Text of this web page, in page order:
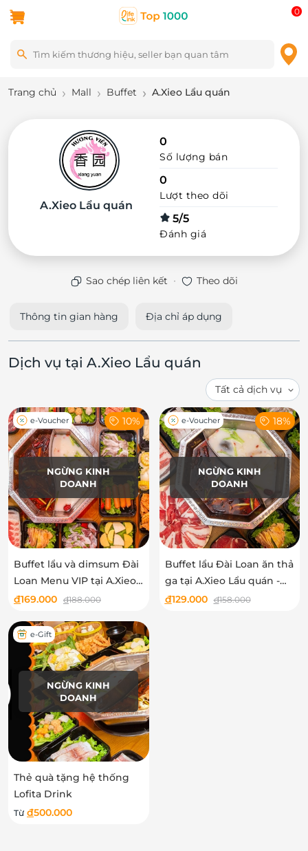
0
Trang chủ Mall Buffet A.Xieo Lẩu quán
A.Xieo Lẩu quán
0
Số lượng bán
0
Lượt theo dõi
5/5
Đánh giá
Sao chép liên kết · Theo dõi
Thông tin gian hàng Địa chỉ áp dụng
Dịch vụ tại A.Xieo Lẩu quán
NGỪNG KINH
DOANH
e-Voucher 10%
Buffet lẩu và dimsum Đài
Loan Menu VIP tại A.Xieo
Lẩu quán - Không phụ
đ169.000 đ188.000
NGỪNG KINH
DOANH
e-Voucher 18%
Buffet lẩu Đài Loan ăn thả
ga tại A.Xieo Lẩu quán -
Không phụ thu cuối tuần
đ129.000 đ158.000
NGỪNG KINH
DOANH
e-Gift
Thẻ quà tặng hệ thống
Lofita Drink
Từ đ500.000